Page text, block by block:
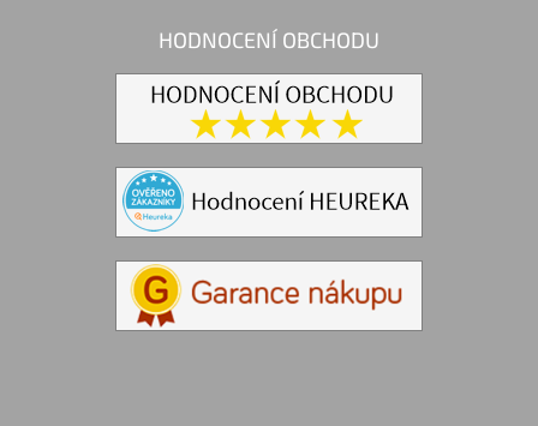
HODNOCENÍ OBCHODU